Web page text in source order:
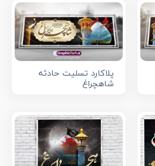
پلاکارد تسلیت حادثه
شاهچراغ